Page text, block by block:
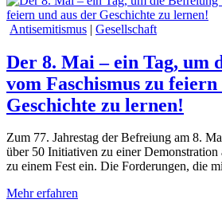
Antisemitismus | Gesellschaft
Der 8. Mai – ein Tag, um
vom Faschismus zu
Geschichte zu lernen!
Zum 77. Jahrestag der Befreiung am 8.
über 50 Initiativen zu einer Demonstration
zu einem Fest ein. Die Forderungen, die
Mehr erfahren